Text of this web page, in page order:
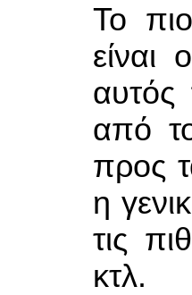
Το
είναι
αυτός
από
προς
η
τις
κτλ.